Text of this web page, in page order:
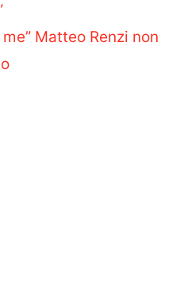
Matteo Renzi non